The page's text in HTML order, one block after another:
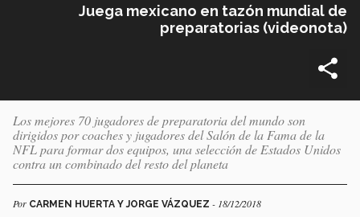
Juega mexicano en tazón mundial de
preparatorias (videonota)
Los mejores 70 jugadores de preparatoria del mundo son
dirigidos por coaches y jugadores del Salón de la Fama de la
NFL para formar dos equipos, una selección de Estados Unidos
contra un combinado del resto del planeta
Por CARMEN HUERTA Y JORGE VÁZQUEZ - 18/12/2018